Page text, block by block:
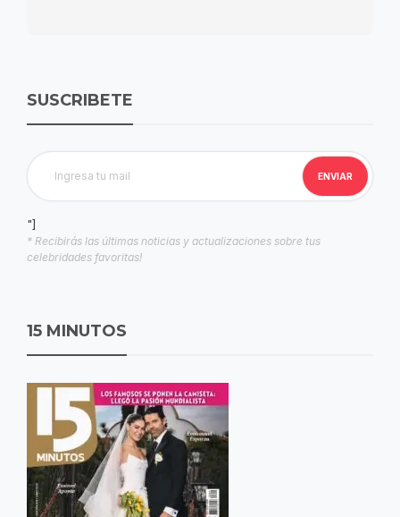
SUSCRIBETE
"]
* Recibirás las últimas noticias y actualizaciones sobre tus
celebridades favoritas!
15 MINUTOS